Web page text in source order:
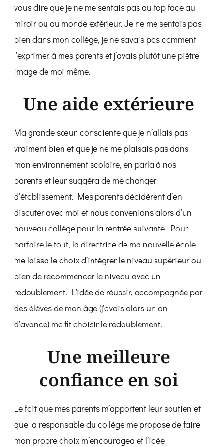
vous dire que je ne me sentais pas au top face au
miroir ou au monde extérieur. Je ne me sentais pas
bien dans mon collège, je ne savais pas comment
l’exprimer à mes parents et j’avais plutôt une piètre
image de moi même.
Une aide extérieure
Ma grande sœur, consciente que je n’allais pas
vraiment bien et que je ne me plaisais pas dans
mon environnement scolaire, en parla à nos
parents et leur suggéra de me changer
d’établissement. Mes parents décidèrent d’en
discuter avec moi et nous convenions alors d’un
nouveau collège pour la rentrée suivante. Pour
parfaire le tout, la directrice de ma nouvelle école
me laissa le choix d’intégrer le niveau supérieur ou
bien de recommencer le niveau avec un
redoublement. L’idée de réussir, accompagnée par
des élèves de mon âge (j’avais alors un an
d’avance) me fit choisir le redoublement.
Une meilleure
confiance en soi
Le fait que mes parents m’apportent leur soutien et
que la responsable du collège me propose de faire
mon propre choix m’encouragea et l’idée